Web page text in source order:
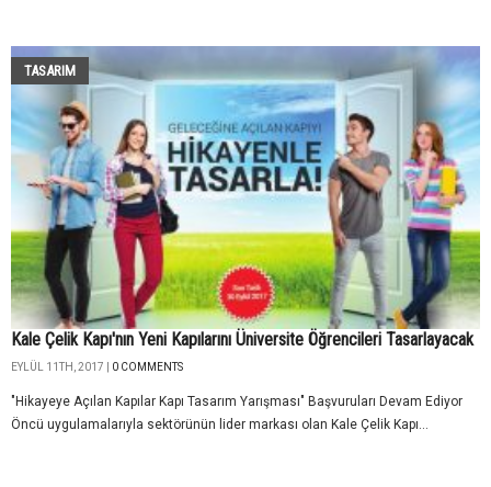
TASARIM
Kale Çelik Kapı'nın Yeni Kapılarını Üniversite Öğrencileri Tasarlayacak
EYLÜL 11TH, 2017 | 0 COMMENTS
"Hikayeye Açılan Kapılar Kapı Tasarım Yarışması" Başvuruları Devam Ediyor
Öncü uygulamalarıyla sektörünün lider markası olan Kale Çelik Kapı...